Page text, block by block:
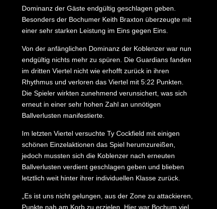
Dominanz der Gäste endgültig geschlagen geben.
Besonders der Bochumer Keith Braxton überzeugte mit
einer sehr starken Leistung im Eins gegen Eins.
Von der anfänglichen Dominanz der Koblenzer war nun
endgültig nichts mehr zu spüren. Die Guardians fanden
im dritten Viertel nicht wie erhofft zurück in ihren
Rhythmus und verloren das Viertel mit 5:22 Punkten.
Die Spieler wirkten zunehmend verunsichert, was sich
erneut in einer sehr hohen Zahl an unnötigen
Ballverlusten manifestierte.
Im letzten Viertel versuchte Ty Cockfield mit einigen
schönen Einzelaktionen das Spiel herumzureißen,
jedoch mussten sich die Koblenzer nach erneuten
Ballverlusten verdient geschlagen geben und blieben
letztlich weit hinter ihrer individuellen Klasse zurück.
„Es ist uns nicht gelungen, aus der Zone zu attackieren,
Punkte nah am Korb zu erzielen. Hier war Bochum viel